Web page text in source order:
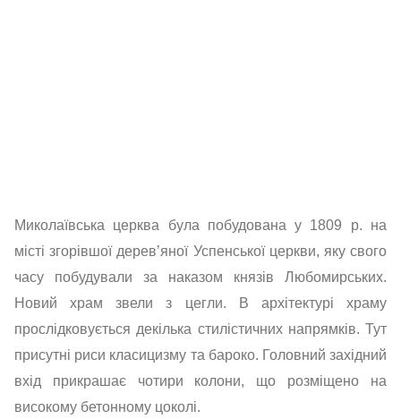
Миколаївська церква була побудована у 1809 р. на
місті згорівшої дерев’яної Успенської церкви, яку свого
часу побудували за наказом князів Любомирських.
Новий храм звели з цегли. В архітектурі храму
прослідковується декілька стилістичних напрямків. Тут
присутні риси класицизму та бароко. Головний західний
вхід прикрашає чотири колони, що розміщено на
високому бетонному цоколі.